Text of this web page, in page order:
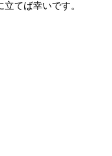
てば幸いです。